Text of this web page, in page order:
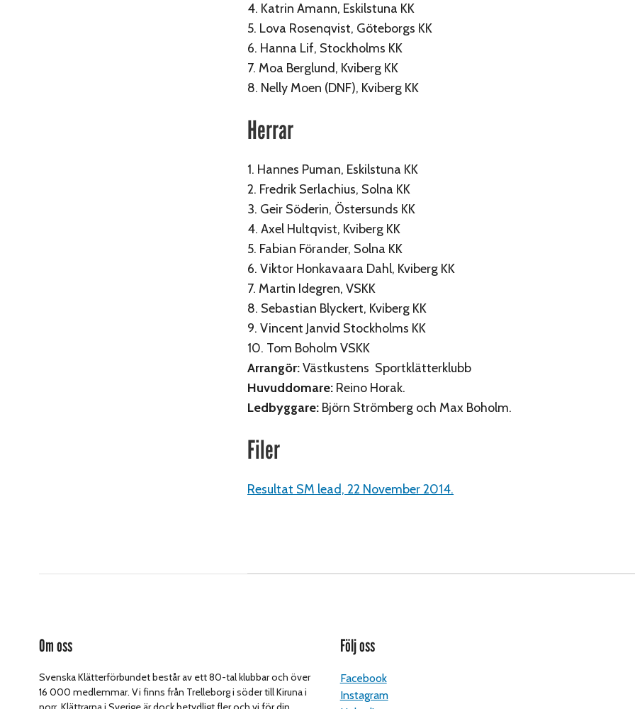
4. Katrin Amann, Eskilstuna KK
5. Lova Rosenqvist, Göteborgs KK
6. Hanna Lif, Stockholms KK
7. Moa Berglund, Kviberg KK
8. Nelly Moen (DNF), Kviberg KK
Herrar
1. Hannes Puman, Eskilstuna KK
2. Fredrik Serlachius, Solna KK
3. Geir Söderin, Östersunds KK
4. Axel Hultqvist, Kviberg KK
5. Fabian Förander, Solna KK
6. Viktor Honkavaara Dahl, Kviberg KK
7. Martin Idegren, VSKK
8. Sebastian Blyckert, Kviberg KK
9. Vincent Janvid Stockholms KK
10. Tom Boholm VSKK
Arrangör:Västkustens Sportklätterklubb
Huvuddomare: Reino Horak.
Ledbyggare: Björn Strömberg och Max Boholm.
Filer
Resultat SM lead, 22 November 2014.
Om oss
Svenska Klätterförbundet består av ett 80-tal klubbar och över
16 000 medlemmar. Vi finns från Trelleborg i söder till Kiruna i
Följ oss
Facebook
Instagram